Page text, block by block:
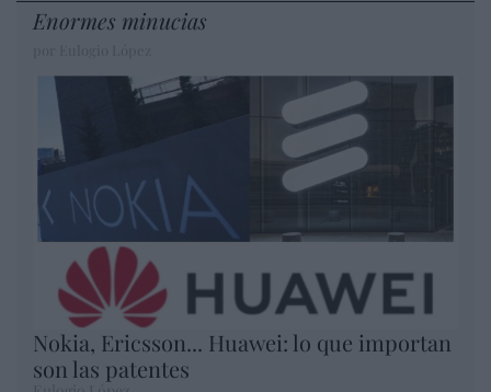
Enormes minucias
Nokia, Ericsson... Huawei: lo que importan
son las patentes